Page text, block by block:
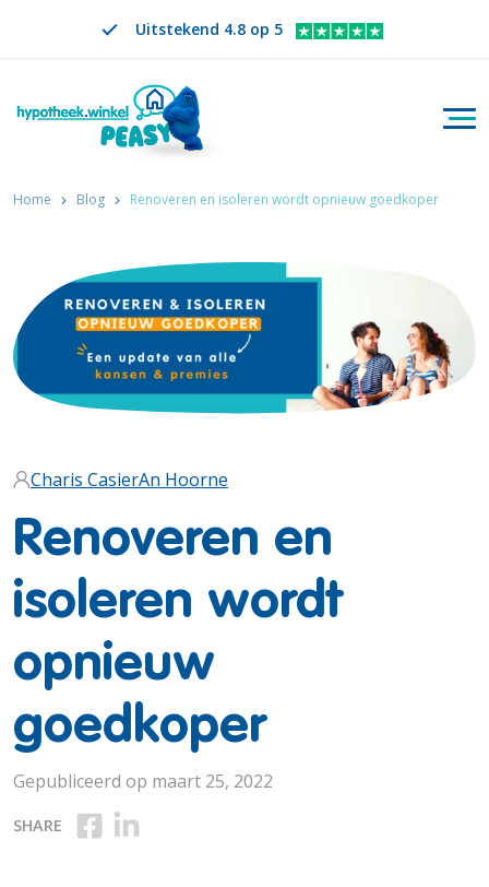
Uitstekend 4.8 op 5
Zoeken
VERANDER TAAL. GESELECTEERDE TAAL IS
NL
Home Blog Renoveren en isoleren wordt opnieuw goedkoper
Charis CasierAn Hoorne
Renoveren en
isoleren wordt
opnieuw
goedkoper
Gepubliceerd op maart 25, 2022
SHARE Deel op Facebook
Deel op Linkedin